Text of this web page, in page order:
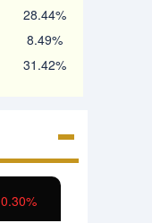
28.44%
8.49%
31.42%
0.30%